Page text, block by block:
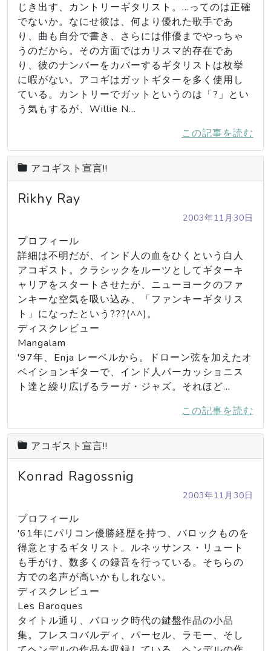
じき出す、カントリーギタリスト。...ってのは正確
でないか。なにせ彼は、何より優れた歌手であ
り、曲も自分で書き、さらには俳優までやっちゃ
うのだから。その方面ではカリスマ的存在であ
り、彼のナンバーをカバーするギタリストは枚挙
に暇がない。アコギはガットギターを多く使用し
ている。カントリーでガットというのは「?」とい
う気もするが、Willie N…
この記事を読む
アコギスト宣言!!
Rikhy Ray
2003年11月30日
プロフィール
詳細は不明だが、インド人の血をひくという白人
アコギスト。クラシックをルーツとしてギターキ
ャリアをスタートさせたが、ニューヨークのファ
ンキーな空気を吸い込み、「ファンキーギタリス
ト」になったという???(^^)。
ディスクレビュー
Mangalam
'97年、Enja レーベルから。ドローン弦を加えたオ
ベイションギターで、インド人パーカッショニス
ト達と繰り広げるラーガ・ジャズ。それほど…
この記事を読む
アコギスト宣言!!
Konrad Ragossnig
2003年11月30日
プロフィール
'61年にパリコン優勝経歴を持つ、バロックものを
得意とするギタリスト。ルネッサンス・リュート
も手がけ、数多くの録音を行っている。そちらの
方での名声が高いかもしれない。
ディスクレビュー
Les Baroques
タイトル通り、バロック時代の鍵盤作品の小品
集。フレスコバルディ、パーセル、ラモー、そし